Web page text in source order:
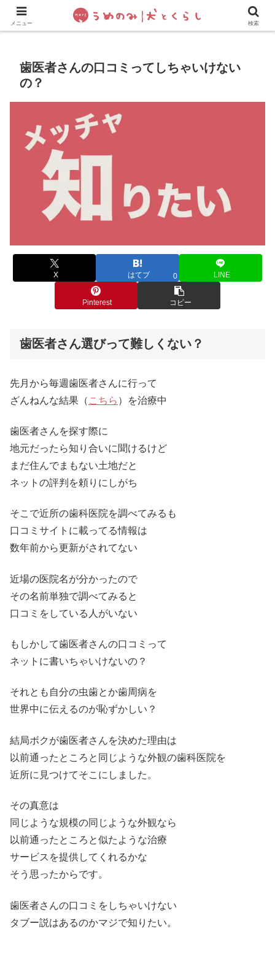
犬の手作りご飯 フレブル飼い方・しつけ ペットグッズ&
歯医者さんの口コミってしちゃいけない
の？
X はてブ 0 LINE
Pinterest コピー
歯医者さん選びって難しくない？
先月から毎週歯医者さんに行って
ざんねんな結果（ こちら ）を治療中
歯医者さんを探す際に
地元だったら知り合いに聞けるけど
まだ住んでまもない土地だと
ネットの評判を頼りにしがち
そこで近所の歯科医院を調べてみるも
口コミサイトに載ってる情報は
数年前から更新がされてない
近場の医院名が分かったので
その名前単独で調べてみると
口コミをしている人がいない
もしかして歯医者さんの口コミって
ネットに書いちゃいけないの？
それとも自分の虫歯とか歯周病を
世界中に伝えるのが恥ずかしい？
結局ボクが歯医者さんを決めた理由は
以前通ったところと同じような外観の歯科医院を
近所に見つけてそこにしました。
その真意は
同じような規模の同じような外観なら
以前通ったところと似たような治療
サービスを提供してくれるかな
そう思ったからです。
歯医者さんの口コミをしちゃいけない
タブー説はあるのかマジで知りたい。
メニュー 検索